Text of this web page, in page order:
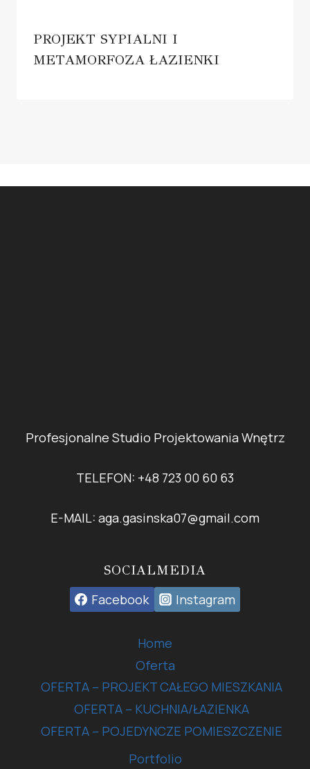
PROJEKT SYPIALNI I
METAMORFOZA ŁAZIENKI
Profesjonalne Studio Projektowania Wnętrz
TELEFON: +48 723 00 60 63
E-MAIL: aga.gasinska07@gmail.com
SOCIALMEDIA
Facebook Instagram
Home
Oferta
OFERTA – PROJEKT CAŁEGO MIESZKANIA
OFERTA – KUCHNIA/ŁAZIENKA
OFERTA – POJEDYNCZE POMIESZCZENIE
Portfolio